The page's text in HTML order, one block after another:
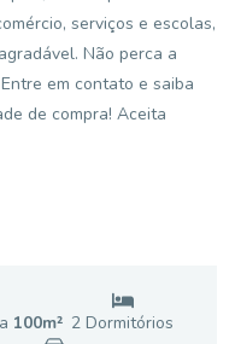
serviços e escolas,
Não perca a
em contato e saiba
de compra! Aceita
100m² 2 Dormitórios